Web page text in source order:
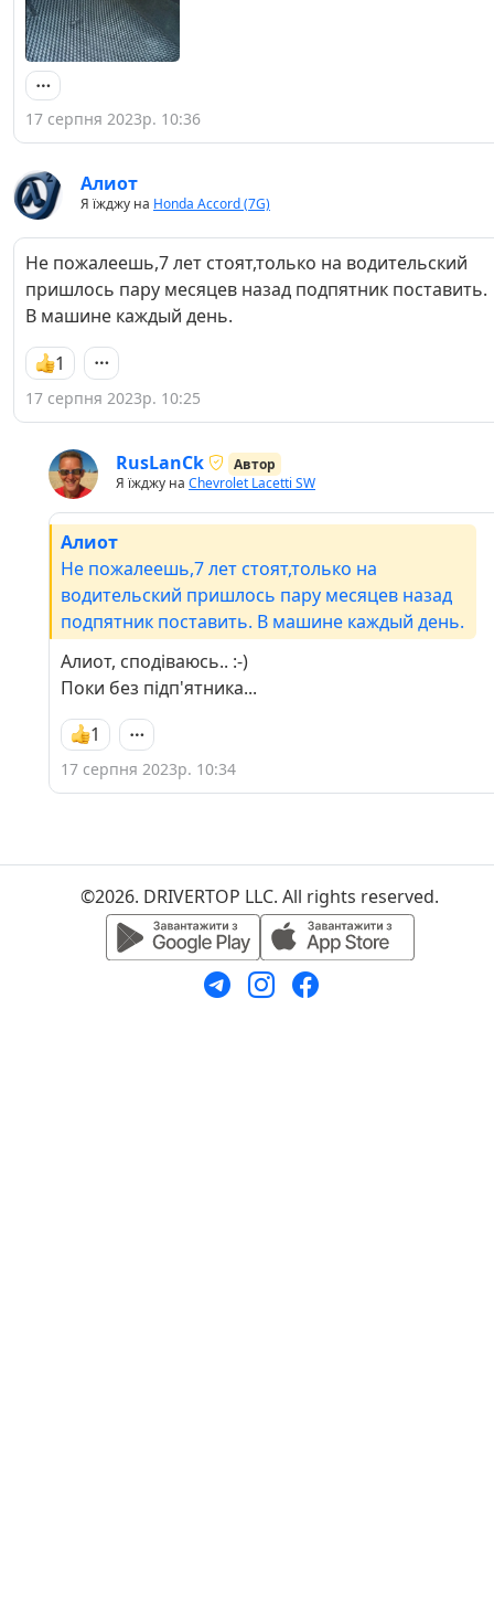
17 серпня 2023р. 10:36
Алиот
Я їжджу на Honda Accord (7G)
Не пожалеешь,7 лет стоят,только на водительский
пришлось пару месяцев назад подпятник поставить.
В машине каждый день.
1
17 серпня 2023р. 10:25
RusLanCk
Автор
Я їжджу на Chevrolet Lacetti SW
Алиот
Не пожалеешь,7 лет стоят,только на
водительский пришлось пару месяцев назад
подпятник поставить. В машине каждый день.
Алиот, сподіваюсь.. :-)
Поки без підп'ятника...
1
17 серпня 2023р. 10:34
©2026. DRIVERTOP LLC. All rights reserved.